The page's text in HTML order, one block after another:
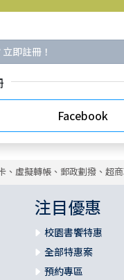
即註冊！
Facebook
、虛擬轉帳、郵政劃撥、超
注目優惠
校園書饗特惠
全部特惠案
預約專區